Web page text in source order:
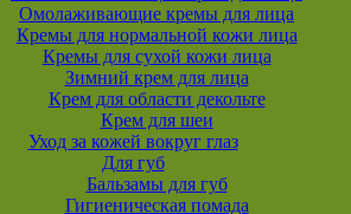
Омолаживающие кремы для лица
Кремы для нормальной кожи лица
Кремы для сухой кожи лица
Зимний крем для лица
Крем для области декольте
Крем для шеи
Уход за кожей вокруг глаз
Для губ
Бальзамы для губ
Гигиеническая помада